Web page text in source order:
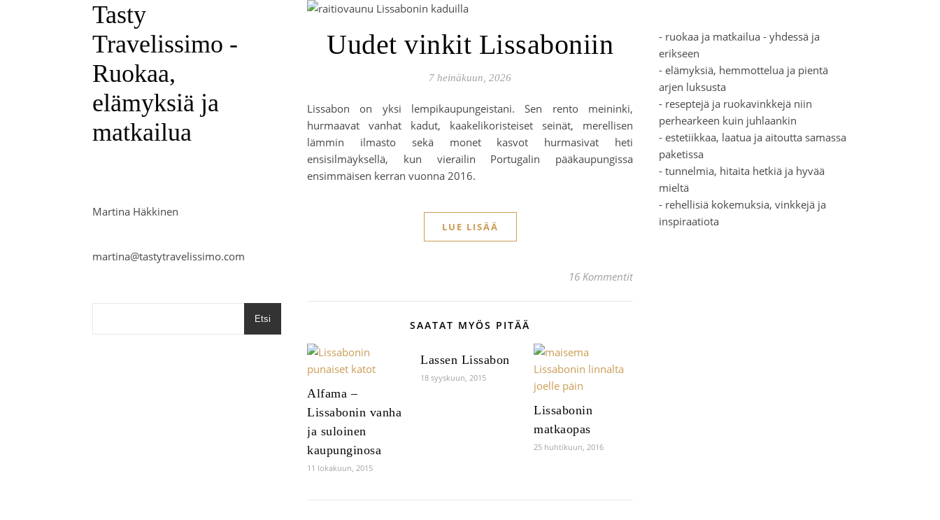
Tasty
Travelissimo -
Ruokaa,
elämyksiä ja
matkailua
Martina Häkkinen
martina@tastytravelissimo.com
Etsi
Uudet vinkit Lissaboniin
7 heinäkuun, 2026
Lissabon on yksi lempikaupungeistani. Sen rento meininki,
hurmaavat vanhat kadut, kaakelikoristeiset seinät, merellisen
lämmin ilmasto sekä monet kasvot hurmasivat heti
ensisilmäyksellä, kun vierailin Portugalin pääkaupungissa
ensimmäisen kerran vuonna 2016.
LUE LISÄÄ
16 Kommentit
SAATAT MYÖS PITÄÄ
Alfama –
Lissabonin vanha
ja suloinen
kaupunginosa
11 lokakuun, 2015
Lassen Lissabon
18 syyskuun, 2015
Lissabonin
matkaopas
25 huhtikuun, 2016
- ruokaa ja matkailua - yhdessä ja
erikseen
- elämyksiä, hemmottelua ja pientä
arjen luksusta
- reseptejä ja ruokavinkkejä niin
perhearkeen kuin juhlaankin
- estetiikkaa, laatua ja aitoutta samassa
paketissa
- tunnelmia, hitaita hetkiä ja hyvää
mieltä
- rehellisiä kokemuksia, vinkkejä ja
inspiraatiota